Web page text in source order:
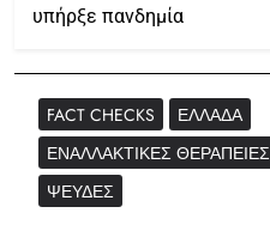
υπήρξε πανδημία
FACT CHECKS
ΕΛΛΆΔΑ
ΕΝΑΛΛΑΚΤΙΚΈΣ ΘΕΡΑΠΕΊΕΣ
ΨΕΥΔΈΣ